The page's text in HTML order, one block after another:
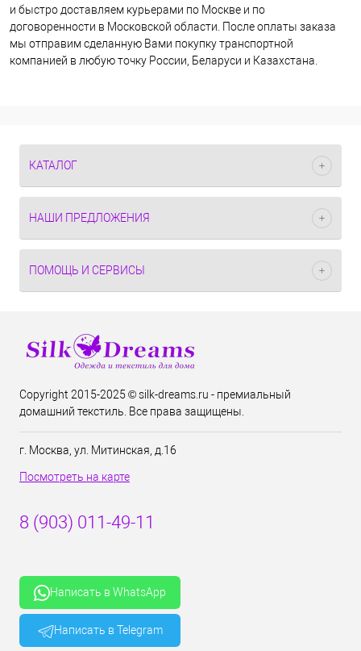
и быстро доставляем курьерами по Москве и по
договоренности в Московской области. После оплаты заказа
мы отправим сделанную Вами покупку транспортной
компанией в любую точку России, Беларуси и Казахстана.
КАТАЛОГ
НАШИ ПРЕДЛОЖЕНИЯ
ПОМОЩЬ И СЕРВИСЫ
Copyright 2015-2025 © silk-dreams.ru - премиальный
домашний текстиль. Все права защищены.
г. Москва, ул. Митинская, д.16
Посмотреть на карте
8 (903) 011-49-11
Написать в WhatsApp
Написать в Telegram